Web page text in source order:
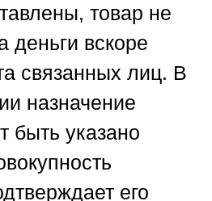
товар не
деньги вскоре
связанных лиц. В
назначение
быть указано
его